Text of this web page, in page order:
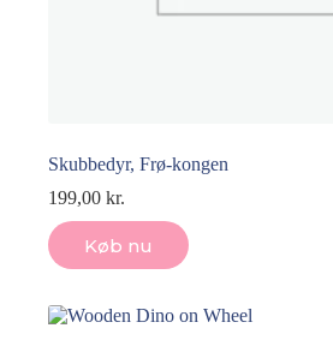
Skubbedyr, Frø-kongen
199,00 kr.
Køb nu